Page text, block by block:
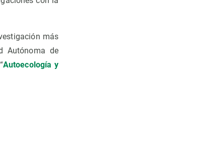
más
Autónoma de
Autoecología y